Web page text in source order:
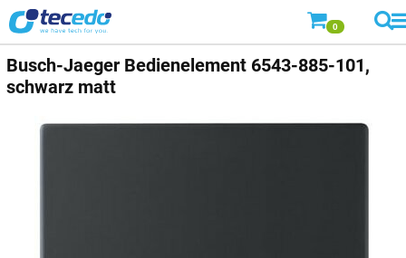
0
Busch-Jaeger Bedienelement 6543-885-101,
schwarz matt